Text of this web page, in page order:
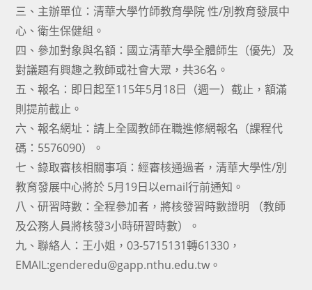
三、主辦單位：清華大學竹師教育學院 性/別教育發展中
心、衛生保健組。
四、參加對象與名額：國立清華大學全體師生（優先）及
對議題有興趣之教師或社會大眾，共36名。
五、報名：即日起至115年5月18日（週一）截止，額滿
則提前截止。
六、報名網址：請上全國教師在職進修網報名（課程代
碼：5576090）。
七、錄取審核相關事項：經審核通過者，清華大學性/別
教育發展中心將於 5月19日以email行前通知。
八、研習時數：全程參加者，將核發習時數證明 （教師
及公務人員將核發3小時研習時數）。
九、聯絡人：王小姐，03-5715131轉61330，
EMAIL:genderedu@gapp.nthu.edu.tw。